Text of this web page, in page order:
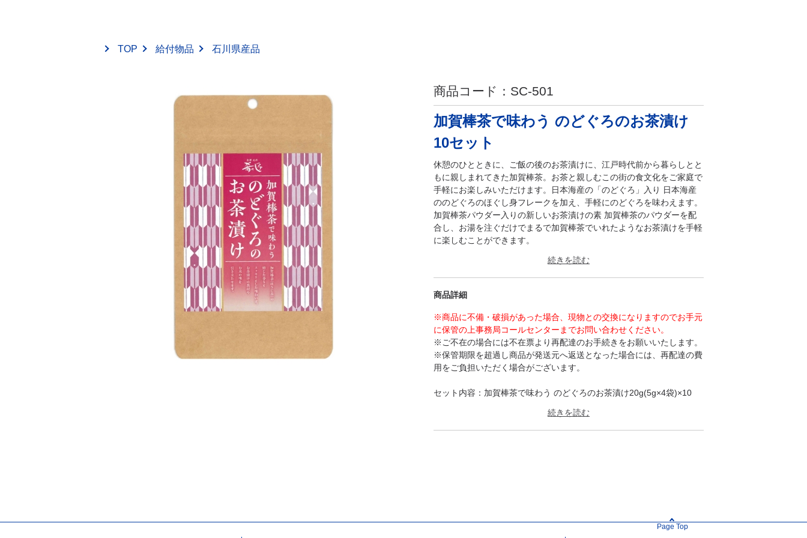
TOP 給付物品 石川県産品
商品コード： SC-501
加賀棒茶で味わう のどぐろのお茶漬け
10セット
休憩のひとときに、ご飯の後のお茶漬けに、江戸時代前から暮らしとと
もに親しまれてきた加賀棒茶。お茶と親しむこの街の食文化をご家庭で
手軽にお楽しみいただけます。日本海産の「のどぐろ」入り 日本海産
ののどぐろのほぐし身フレークを加え、手軽にのどぐろを味わえます。
加賀棒茶パウダー入りの新しいお茶漬けの素 加賀棒茶のパウダーを配
合し、お湯を注ぐだけでまるで加賀棒茶でいれたようなお茶漬けを手軽
に楽しむことができます。
商品詳細
※商品に不備・破損があった場合、現物との交換になりますのでお手元
に保管の上事務局コールセンターまでお問い合わせください。
※ご不在の場合には不在票より再配達のお手続きをお願いいたします。
※保管期限を超過し商品が発送元へ返送となった場合には、再配達の費
用をご負担いただく場合がございます。
セット内容：加賀棒茶で味わう のどぐろのお茶漬け20g(5g×4袋)×10
あられ、ぶどう糖、でん粉、砂糖、のり、酵母エキス、鰹節粉末、デキ
ストリン、発酵調味料、抹茶、しょうゆ、昆布粉末／加工でん粉、トレ
Page Top